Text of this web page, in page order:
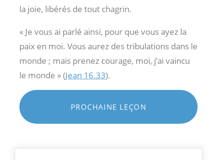
la joie, libérés de tout chagrin.
« Je vous ai parlé ainsi, pour que vous ayez la
paix en moi. Vous aurez des tribulations dans le
monde ; mais prenez courage, moi, j’ai vaincu
le monde » (Jean 16.33).
PROCHAINE LEÇON